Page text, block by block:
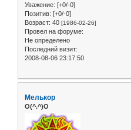
Уважение: [+0/-0]
Позитив: [+0/-0]
Возраст: 40 [1986-02-26]
Провел на форуме:
Не определено
Последний визит:
2008-08-06 23:17:50
Мелькор
O(^.^)O